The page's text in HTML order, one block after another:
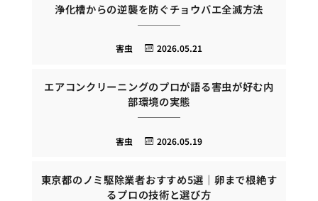
浄化槽からの逆襲を防ぐチョウバエ全滅方法
2026.05.21
害虫
エアコンクリーニングのプロが語る害虫が好む内
部環境の実態
2026.05.19
害虫
東京都のノミ駆除業者おすすめ5選｜卵まで根絶す
るプロの技術と選び方